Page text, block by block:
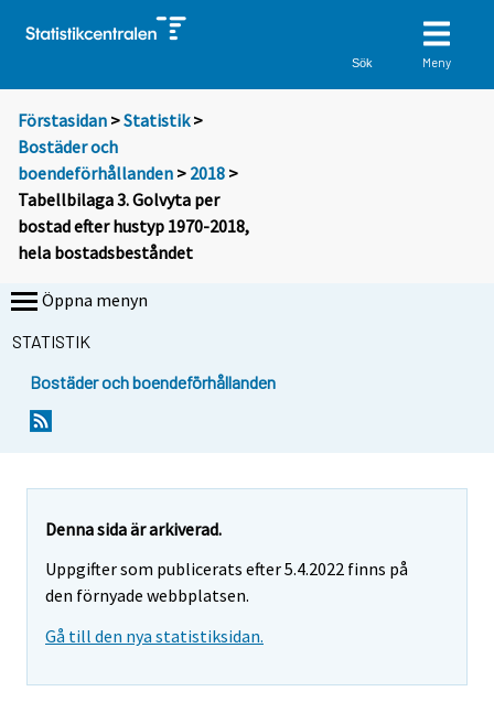
Sök Meny
Förstasidan >Statistik >
Bostäder och
boendeförhållanden > 2018 >
Tabellbilaga 3. Golvyta per
bostad efter hustyp 1970-2018,
hela bostadsbeståndet
Öppna menyn
STATISTIK
Bostäder och boendeförhållanden
Denna sida är arkiverad.
Uppgifter som publicerats efter 5.4.2022 finns på
den förnyade webbplatsen.
Gå till den nya statistiksidan.